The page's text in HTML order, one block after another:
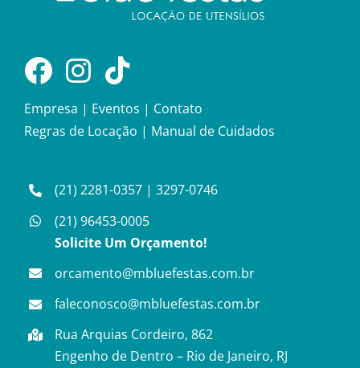
Empresa | Eventos | Contato
Regras de Locação | Manual de Cuidados
(21) 2281-0357 |3297-0746
(21) 96453-0005
Solicite Um Orçamento!
orcamento@mbluefestas.com.br
faleconosco@mbluefestas.com.br
Rua Arquias Cordeiro, 862
Engenho de Dentro – Rio de Janeiro, RJ